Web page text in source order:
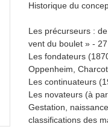
Historique du
Les précurseurs :
vent du boulet » - 27
Les fondateurs
Oppenheim,
Les continuateurs
Les novateurs (à
Gestation,
classifications des